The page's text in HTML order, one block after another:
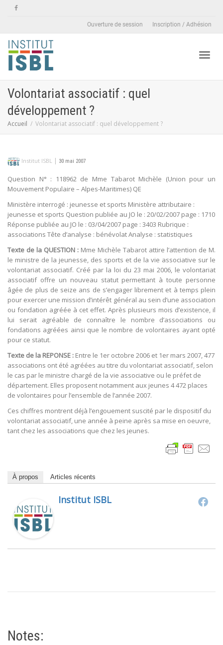
Ouverture de session Inscription / Adhésion
Volontariat associatif : quel
développement ?
Accueil Volontariat associatif : quel développement ?
Institut ISBL | 30 mai 2007
Question N° : 118962 de Mme Tabarot Michèle (Union pour un
Mouvement Populaire – Alpes-Maritimes) QE
Ministère interrogé : jeunesse et sports Ministère attributaire :
jeunesse et sports Question publiée au JO le : 20/02/2007 page : 1710
Réponse publiée au JO le : 03/04/2007 page : 3403 Rubrique :
associations Tête d’analyse : bénévolat Analyse : statistiques
Texte de la QUESTION : Mme Michèle Tabarot attire l’attention de M.
le ministre de la jeunesse, des sports et de la vie associative sur le
volontariat associatif. Créé par la loi du 23 mai 2006, le volontariat
associatif offre un nouveau statut permettant à toute personne
âgée de plus de seize ans de s’engager librement et à temps plein
pour exercer une mission d’intérêt général au sein d’une association
ou fondation agréée à cet effet. Après plusieurs mois d’existence, il
lui serait agréable de connaître le nombre d’associations ou
fondations agréées ainsi que le nombre de volontaires ayant opté
pour ce statut.
Texte de la REPONSE : Entre le 1er octobre 2006 et 1er mars 2007, 477
associations ont été agréées au titre du volontariat associatif, selon
le cas par le ministre chargé de la vie associative ou le préfet de
département. Elles proposent notamment aux jeunes 4 472 places
de volontaires pour l’ensemble de l’année 2007.
Ces chiffres montrent déjà l’engouement suscité par le dispositif du
volontariat associatif, une année à peine après sa mise en oeuvre,
tant chez les associations que chez les jeunes.
À propos Articles récents
Institut ISBL
Notes: